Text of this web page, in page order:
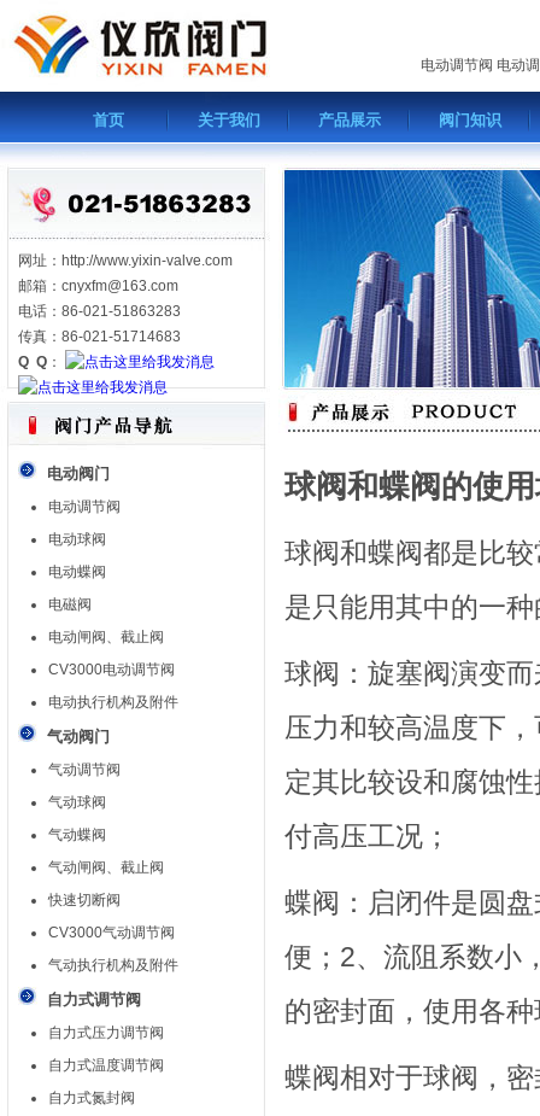
电动调节阀 电动
首页 关于我们 产品展示 阀门知识
网址：http://www.yixin-valve.com
邮箱：cnyxfm@163.com
电话：86-021-51863283
传真：86-021-51714683
Q Q ：
电动阀门
电动调节阀
电动球阀
电动蝶阀
电磁阀
电动闸阀、截止阀
CV3000电动调节阀
电动执行机构及附件
气动阀门
气动调节阀
气动球阀
气动蝶阀
气动闸阀、截止阀
快速切断阀
CV3000气动调节阀
气动执行机构及附件
自力式调节阀
自力式压力调节阀
自力式温度调节阀
自力式氮封阀
球阀和蝶阀的使
球阀和蝶阀都是比
是只能用其中的一
球阀：旋塞阀演变
压力和较高温度下
定其比较设和腐蚀
付高压工况；
蝶阀 ：启闭件是圆
便；2、流阻系数小
的密封面，使用各
蝶阀相对于球阀，